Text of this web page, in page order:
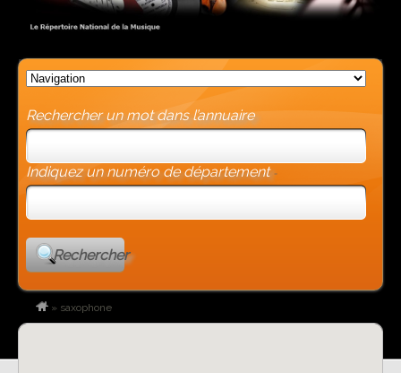
Rechercher un mot dans l’annuaire
Indiquez un numéro de département -
Rechercher
» saxophone